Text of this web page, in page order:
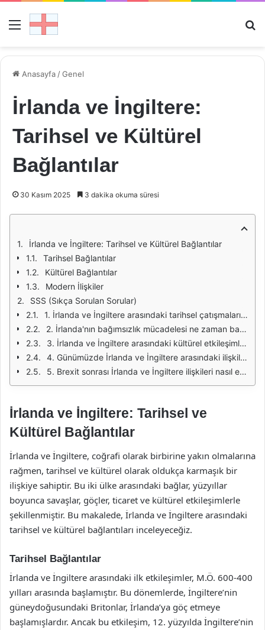
Menü
Anasayfa /Genel
İrlanda ve İngiltere:
Tarihsel ve Kültürel
Bağlantılar
30 Kasım 2025 3 dakika okuma süresi
İrlanda ve İngiltere: Tarihsel ve Kültürel Bağlantılar
Tarihsel Bağlantılar
Kültürel Bağlantılar
Modern İlişkiler
SSS (Sıkça Sorulan Sorular)
1. İrlanda ve İngiltere arasındaki tarihsel çatışmaların sebepleri nelerdir?
2. İrlanda'nın bağımsızlık mücadelesi ne zaman başlamıştır?
3. İrlanda ve İngiltere arasındaki kültürel etkileşimler nelerdir?
4. Günümüzde İrlanda ve İngiltere arasındaki ilişkiler nasıldır?
5. Brexit sonrası İrlanda ve İngiltere ilişkileri nasıl etkilenmiştir?
İrlanda ve İngiltere: Tarihsel ve
Kültürel Bağlantılar
İrlanda ve İngiltere, coğrafi olarak birbirine yakın olmalarına
rağmen, tarihsel ve kültürel olarak oldukça karmaşık bir
ilişkiye sahiptir. Bu iki ülke arasındaki bağlar, yüzyıllar
boyunca savaşlar, göçler, ticaret ve kültürel etkileşimlerle
şekillenmiştir. Bu makalede, İrlanda ve İngiltere arasındaki
tarihsel ve kültürel bağlantıları inceleyeceğiz.
Tarihsel Bağlantılar
İrlanda ve İngiltere arasındaki ilk etkileşimler, M.Ö. 600-400
yılları arasında başlamıştır. Bu dönemlerde, İngiltere’nin
güneydoğusundaki Britonlar, İrlanda’ya göç etmeye
başlamışlardır. Ancak bu etkileşim, 12. yüzyılda İngiltere’nin